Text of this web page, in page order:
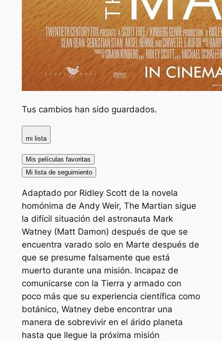
Tus cambios han sido guardados.
mi lista
Mis películas favoritas
Mi lista de seguimiento
Adaptado por Ridley Scott de la novela
homónima de Andy Weir, The Martian sigue
la difícil situación del astronauta Mark
Watney (Matt Damon) después de que se
encuentra varado solo en Marte después de
que se presume falsamente que está
muerto durante una misión. Incapaz de
comunicarse con la Tierra y armado con
poco más que su experiencia científica como
botánico, Watney debe encontrar una
manera de sobrevivir en el árido planeta
hasta que llegue la próxima misión